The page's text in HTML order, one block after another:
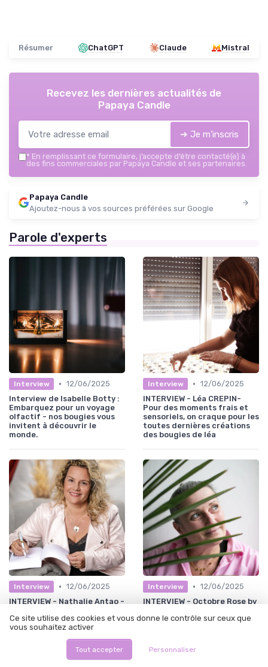
Résumer ChatGPT Claude Mistral
Recevez les dernières actualités de
Papaya Candle
➔ Je m'inscris
* En remplissant ce formulaire, j’accepte d’être contacté(e) à
des fins commerciales par Papaya Candle et ses partenaires.
Papaya Candle
Ajoutez-nous à vos sources préférées sur Google
Parole d'experts
Interview • 12/06/2025
Interview de Isabelle Botty :
Embarquez pour un voyage
olfactif - nos bougies vous
invitent à découvrir le
monde.
Interview • 12/06/2025
INTERVIEW - Léa CREPIN-
Pour des moments frais et
sensoriels, on craque pour les
toutes dernières créations
des bougies de léa
Interview • 12/06/2025
INTERVIEW - Nathalie Antao -
fais toi confiance
Interview • 12/06/2025
INTERVIEW - Octobre Rose by
Ce site utilise des cookies et vous donne le contrôle sur ceux que
vous souhaitez activer
Tout accepter Personnaliser